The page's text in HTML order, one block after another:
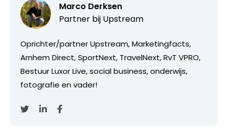
Marco Derksen
Partner bij Upstream
Oprichter/partner Upstream, Marketingfacts,
Arnhem Direct, SportNext, TravelNext, RvT VPRO,
Bestuur Luxor Live, social business, onderwijs,
fotografie en vader!